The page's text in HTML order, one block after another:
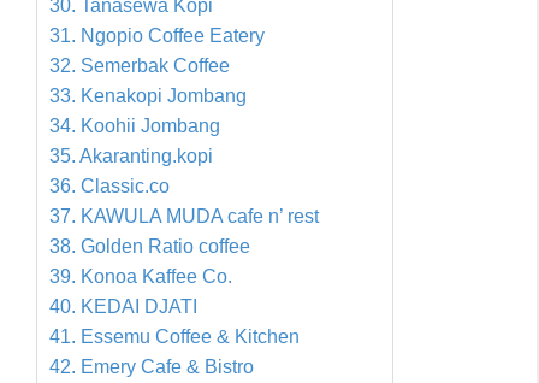
30. Tanasewa Kopi
31. Ngopio Coffee Eatery
32. Semerbak Coffee
33. Kenakopi Jombang
34. Koohii Jombang
35. Akaranting.kopi
36. Classic.co
37. KAWULA MUDA cafe n’ rest
38. Golden Ratio coffee
39. Konoa Kaffee Co.
40. KEDAI DJATI
41. Essemu Coffee & Kitchen
42. Emery Cafe & Bistro